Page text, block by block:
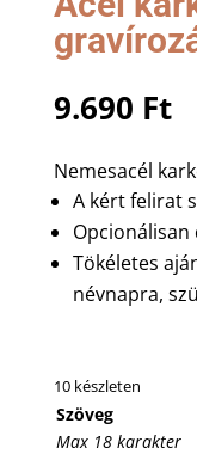
9.690 Ft
Nemesacél
A kért felirat
Opcionálisan
Tökéletes
névnapra,
10 készleten
Szöveg
Max 18 karakter